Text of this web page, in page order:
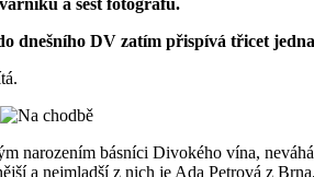
dnešního DV zatím přispívá třicet
narozením básníci Divokého vína,
a nejmladší z nich je Ada Petrová z